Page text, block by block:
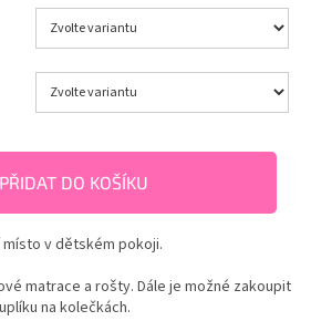
PŘIDAT DO KOŠÍKU
v dětském pokoji.
matrace a rošty. Dále je možné zakoupit
na kolečkách.